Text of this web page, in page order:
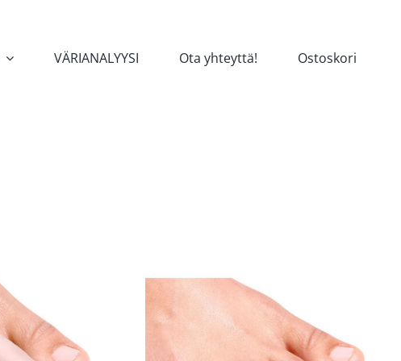
VÄRIANALYYSI Ota yhteyttä! Ostoskori